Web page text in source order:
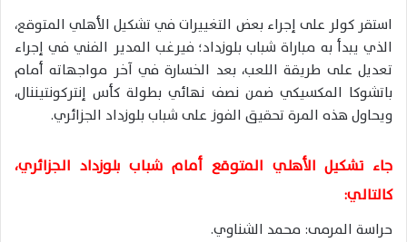
استقر كولر على إجراء بعض التغييرات في تشكيل الأهلي المتوقع،
الذي يبدأ به مباراة شباب بلوزداد؛ فيرغب المدير الفني في إجراء
تعديل على طريقة اللعب، بعد الخسارة في آخر مواجهاته أمام
باتشوكا المكسيكي ضمن نصف نهائي بطولة كأس إنتركونتيننال،
ويحاول هذه المرة تحقيق الفوز على شباب بلوزداد الجزائري.
جاء تشكيل الأهلي المتوقع أمام شباب بلوزداد الجزائري،
كالتالي:
حراسة المرمى: محمد الشناوي.